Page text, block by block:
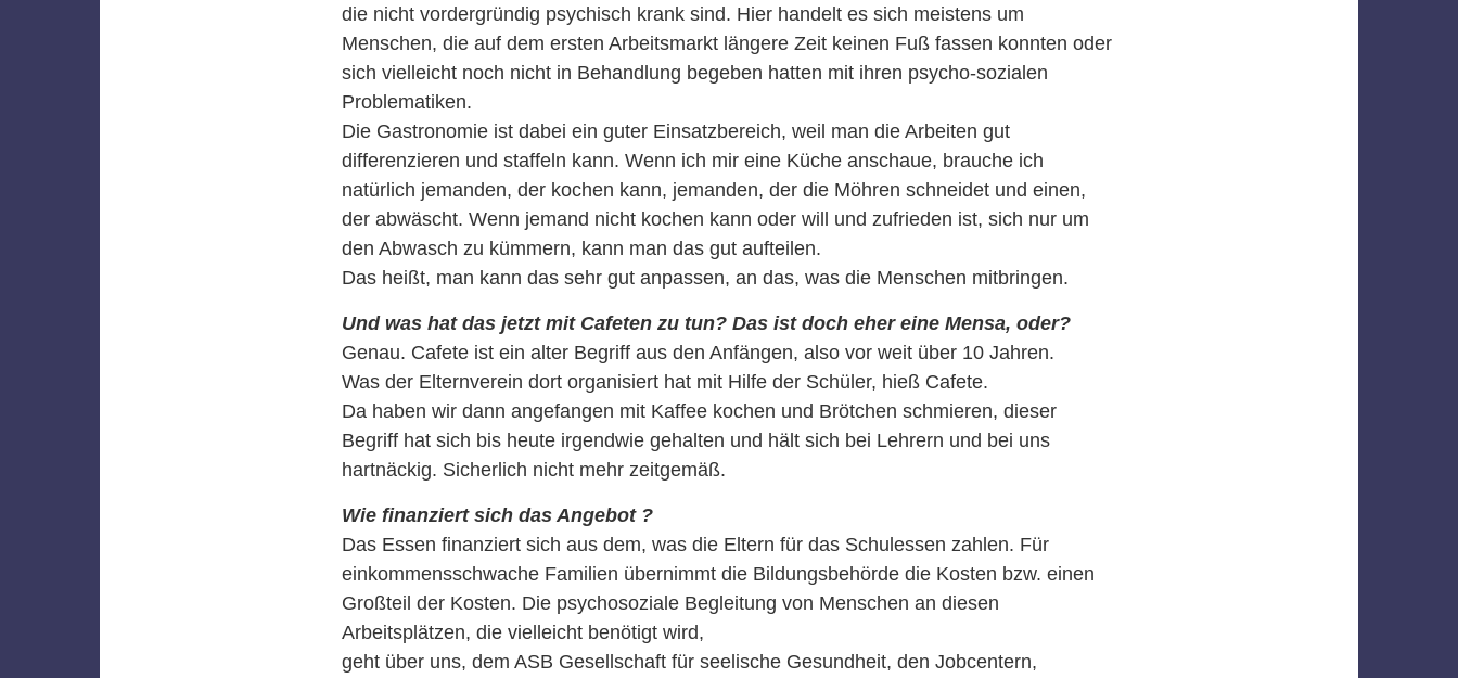
die nicht vordergründig psychisch krank sind. Hier handelt es sich meistens um
Menschen, die auf dem ersten Arbeitsmarkt längere Zeit keinen Fuß fassen konnten oder
sich vielleicht noch nicht in Behandlung begeben hatten mit ihren psycho-sozialen
Problematiken.
Die Gastronomie ist dabei ein guter Einsatzbereich, weil man die Arbeiten gut
differenzieren und staffeln kann. Wenn ich mir eine Küche anschaue, brauche ich
natürlich jemanden, der kochen kann, jemanden, der die Möhren schneidet und einen,
der abwäscht. Wenn jemand nicht kochen kann oder will und zufrieden ist, sich nur um
den Abwasch zu kümmern, kann man das gut aufteilen.
Das heißt, man kann das sehr gut anpassen, an das, was die Menschen mitbringen.
Und was hat das jetzt mit Cafeten zu tun? Das ist doch eher eine Mensa, oder?
Genau. Cafete ist ein alter Begriff aus den Anfängen, also vor weit über 10 Jahren.
Was der Elternverein dort organisiert hat mit Hilfe der Schüler, hieß Cafete.
Da haben wir dann angefangen mit Kaffee kochen und Brötchen schmieren, dieser
Begriff hat sich bis heute irgendwie gehalten und hält sich bei Lehrern und bei uns
hartnäckig. Sicherlich nicht mehr zeitgemäß.
Wie finanziert sich das Angebot ?
Das Essen finanziert sich aus dem, was die Eltern für das Schulessen zahlen. Für
einkommensschwache Familien übernimmt die Bildungsbehörde die Kosten bzw. einen
Großteil der Kosten. Die psychosoziale Begleitung von Menschen an diesen
Arbeitsplätzen, die vielleicht benötigt wird,
geht über uns, dem ASB Gesellschaft für seelische Gesundheit, den Jobcentern,